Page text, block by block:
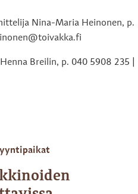
Nina-Maria Heinonen, p.
Breilin, p. 040 5908 235 |